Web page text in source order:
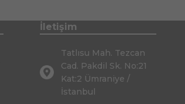
İletişim
Tatlısu Mah. Tezcan
Cad. Pakdil Sk. No:21
Kat:2 Ümraniye /
İstanbul